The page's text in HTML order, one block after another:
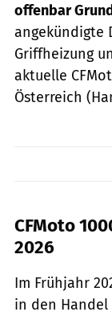
offenbar
angekündigte
Griffheizung
aktuelle
Österreich
CFMoto
2026
Im Frühjahr
in den Handel